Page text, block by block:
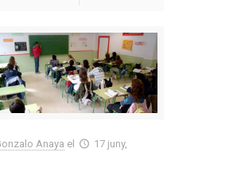
Anaya el
17 juny,